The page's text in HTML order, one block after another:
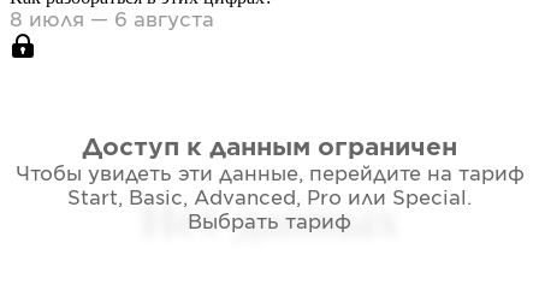
8 июля — 6 августа
Нет данных
Доступ к данным ограничен
Чтобы увидеть эти данные, перейдите на тариф
Start, Basic, Advanced, Pro или Special .
Выбрать тариф